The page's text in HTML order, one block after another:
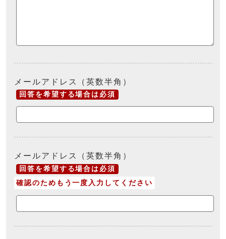
メールアドレス（英数半角）
回答を希望する場合は必須
メールアドレス（英数半角）
回答を希望する場合は必須
確認のためもう一度入力してください